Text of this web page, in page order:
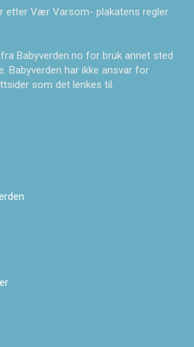
etter Vær Varsom- plakatens regler
Babyverden.no for bruk annet sted
Babyverden har ikke ansvar for
som det lenkes til.